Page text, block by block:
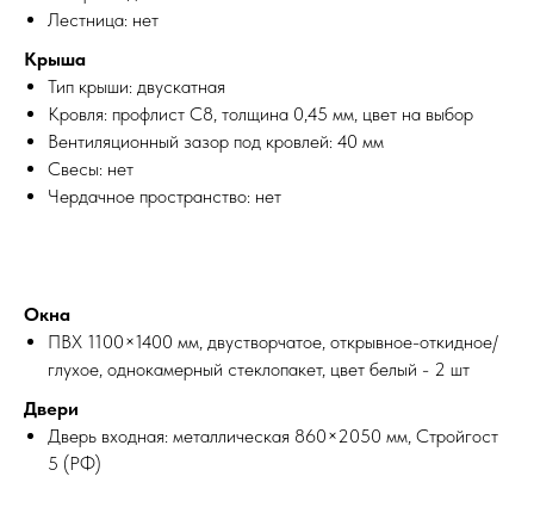
Лестница: нет
Крыша
Тип крыши: двускатная
Кровля: профлист С8, толщина 0,45 мм, цвет на выбор
Вентиляционный зазор под кровлей: 40 мм
Свесы: нет
Чердачное пространство: нет
Окна
ПВХ 1100×1400 мм, двустворчатое, открывное-откидное/
глухое, однокамерный стеклопакет, цвет белый - 2 шт
Двери
Дверь входная: металлическая 860×2050 мм, Стройгост
5 (РФ)